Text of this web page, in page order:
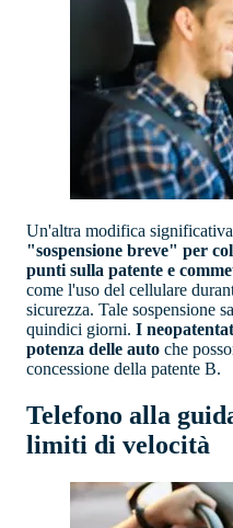
Un'altra modifica
"sospensione breve" per
punti sulla patente e
come l'uso del cellulare
sicurezza. Tale sospensione
quindici giorni. I
potenza delle auto che
concessione della patente B.
Telefono alla
limiti di velocità